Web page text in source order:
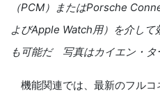
（PCM）またはPorsche
よびApple Watch用）を介して
も可能だ 写真はカイエン・タ
機能関連では、最新のフルコ